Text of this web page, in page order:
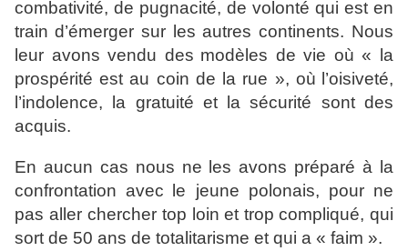
combativité, de pugnacité, de volonté qui est en
train d’émerger sur les autres continents. Nous
leur avons vendu des modèles de vie où « la
prospérité est au coin de la rue », où l’oisiveté,
l’indolence, la gratuité et la sécurité sont des
acquis.
En aucun cas nous ne les avons préparé à la
confrontation avec
le jeune polonais, pour ne
pas aller chercher top loin et trop compliqué, qui
sort de 50 ans de totalitarisme et qui a « faim ».